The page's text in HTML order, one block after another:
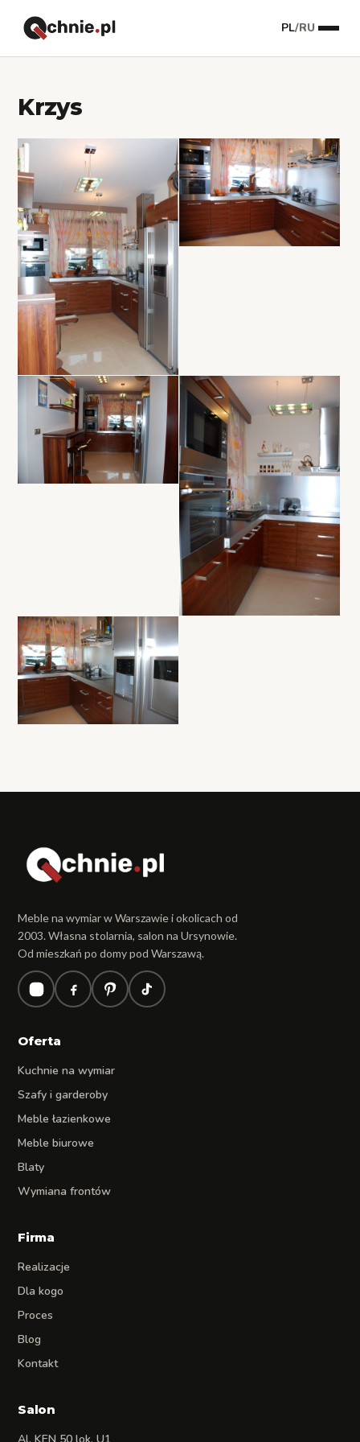
PL/RU
Krzys
Meble na wymiar w Warszawie i okolicach od
2003. Własna stolarnia, salon na Ursynowie.
Od mieszkań po domy pod Warszawą.
Oferta
Kuchnie na wymiar
Szafy i garderoby
Meble łazienkowe
Meble biurowe
Blaty
Wymiana frontów
Firma
Realizacje
Dla kogo
Proces
Blog
Kontakt
Salon